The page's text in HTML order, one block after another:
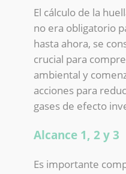
El cálculo de la
no era obligatorio
hasta ahora, se
crucial para
ambiental y
acciones para
gases de efecto
Alcance 1, 2 y 3
Es importante